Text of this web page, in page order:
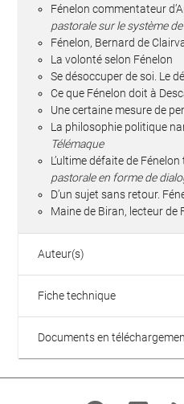
Fénelon commentateur
pastorale sur le système
Fénelon, Bernard de
La volonté selon Fénelon
Se désoccuper de soi. Le
Ce que Fénelon doit à
Une certaine mesure de
La philosophie politique
Télémaque
L’ultime défaite de Fénelon
pastorale en forme de
D’un sujet sans retour.
Maine de Biran, lecteur de
Auteur(s)
Fiche technique
Documents en